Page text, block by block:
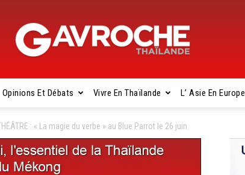
Gavroche
Opinions Et Débats Vivre En Thaïlande L’ Asie En Europe
: « La magie du verbe » au Blue Parrot le 26 juin